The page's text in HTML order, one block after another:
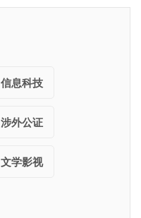
信息科技
涉外公证
文学影视